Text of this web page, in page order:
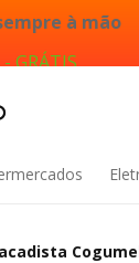
à mão
GRÁTIS